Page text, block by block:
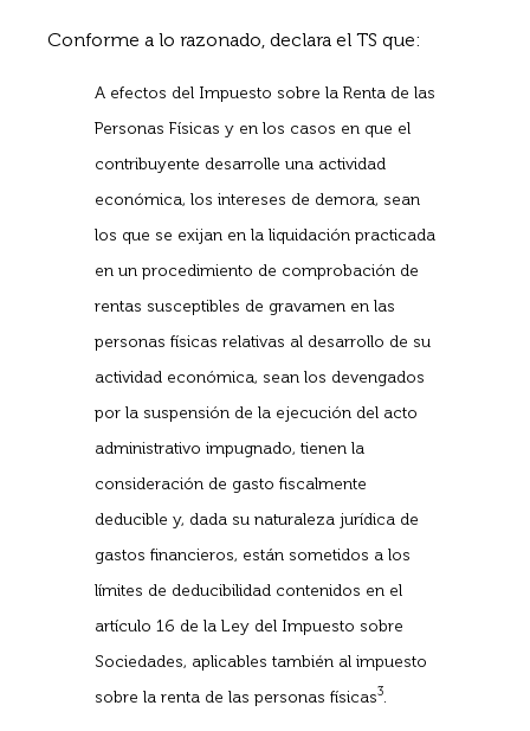
Conforme a lo razonado, declara el TS que:
A efectos del Impuesto sobre la Renta de las
Personas Físicas y en los casos en que el
contribuyente desarrolle una actividad
económica, los intereses de demora, sean
los que se exijan en la liquidación practicada
en un procedimiento de comprobación de
rentas susceptibles de gravamen en las
personas físicas relativas al desarrollo de su
actividad económica, sean los devengados
por la suspensión de la ejecución del acto
administrativo impugnado, tienen la
consideración de gasto fiscalmente
deducible y, dada su naturaleza jurídica de
gastos financieros, están sometidos a los
límites de deducibilidad contenidos en el
artículo 16 de la Ley del Impuesto sobre
Sociedades, aplicables también al impuesto
sobre la renta de las personas físicas3.